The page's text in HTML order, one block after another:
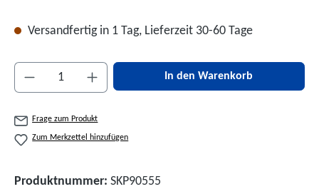
Versandfertig in 1 Tag, Lieferzeit 30-60 Tage
Produkt Anzahl: Gib den gewünschten Wert
In den Warenkorb
Frage zum Produkt
Zum Merkzettel hinzufügen
Produktnummer: SKP90555